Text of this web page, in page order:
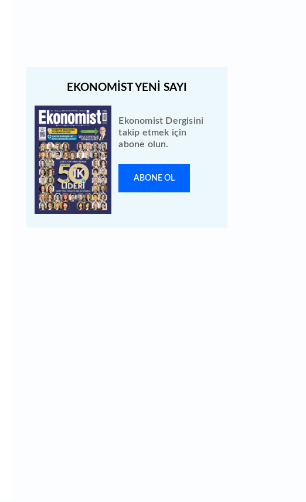
Ekonomist Dergisini
takip etmek için
abone olun.
ABONE OL